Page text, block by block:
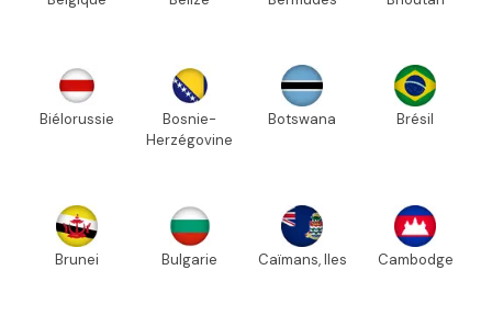
Biélorussie
Bosnie-
Herzégovine
Botswana Brésil
Brunei Bulgarie Caïmans, Iles Cambodge